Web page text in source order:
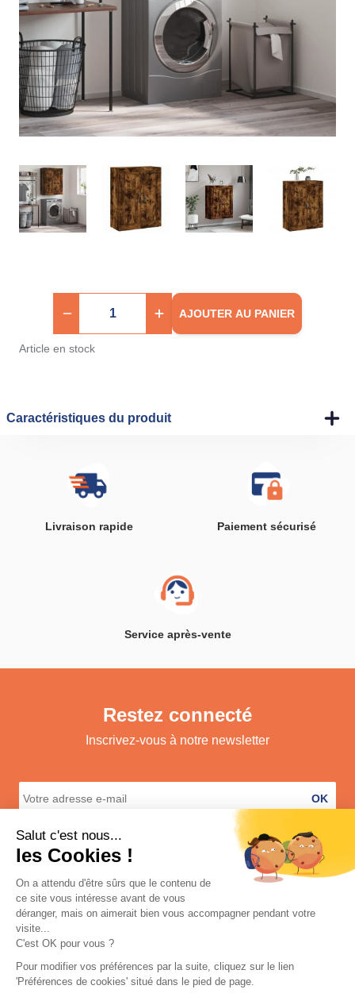
AJOUTER AU PANIER
Article en stock
Caractéristiques du produit
Livraison rapide Paiement sécurisé
Service après-vente
Restez connecté
Inscrivez-vous à notre newsletter
OK
A propos
Services
Informations légales